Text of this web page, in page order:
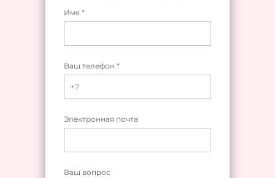
Имя *
Ваш телефон *
Электронная почта
Ваш вопрос